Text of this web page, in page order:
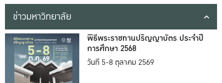
ข่าวมหาวิทยาลัย
พิธีพระราชทานปริญญาบัตร ประจำปี
การศึกษา 2568
วันที่ 5-8 ตุลาคม 2569